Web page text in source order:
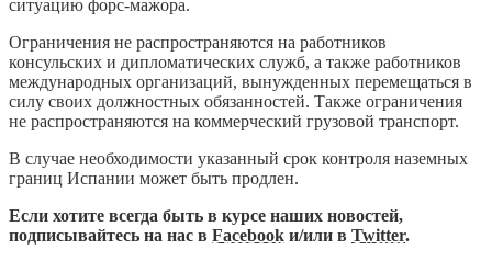
ситуацию форс-мажора.
Ограничения не распространяются на работников
консульских и дипломатических служб, а также работников
международных организаций, вынужденных перемещаться в
силу своих должностных обязанностей. Также ограничения
не распространяются на коммерческий грузовой транспорт.
В случае необходимости указанный срок контроля наземных
границ Испании может быть продлен.
Если хотите всегда быть в курсе наших новостей,
подписывайтесь на нас в Facebook и/или в Twitter.